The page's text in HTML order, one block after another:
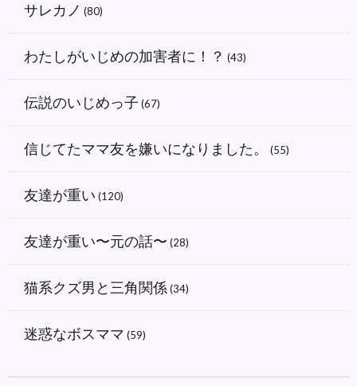
サレカノ (80)
わたしがいじめの加害者に！？ (43)
伝説のいじめっ子 (67)
信じてたママ友を嫌いになりました。 (55)
友達が重い (120)
友達が重い〜元の話〜 (28)
猫系クズ男と三角関係 (34)
迷惑なボスママ (59)